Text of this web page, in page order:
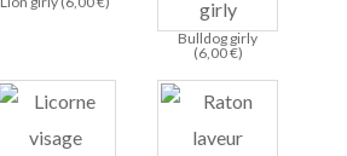
Bulldog girly
(6,00€)